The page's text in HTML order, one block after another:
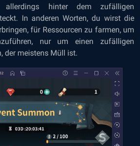
allerdings hinter dem zufälligen
In anderen Worten, du wirst die
für Ressourcen zu farmen, um
nur um einen zufälligen
der meistens Müll ist.